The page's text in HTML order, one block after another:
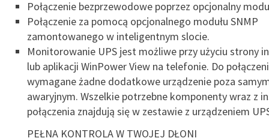
Połączenie bezprzewodowe poprzez opcjonalny
Połączenie za pomocą opcjonalnego modułu SNMP
zamontowanego w inteligentnym slocie.
Monitorowanie UPS jest możliwe przy użyciu strony
lub aplikacji WinPower View na telefonie. Do
wymagane żadne dodatkowe urządzenie poza
awaryjnym. Wszelkie potrzebne komponenty wraz z
połączenia znajdują się w zestawie z urządzeniem
PEŁNA KONTROLA W TWOJEJ DŁONI